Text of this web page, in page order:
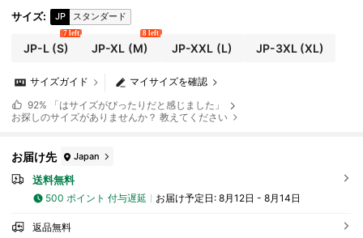
サイズ: JP スタンダード
JP-L(S)
7 left
JP-XL (M)
8 left
JP-XXL (L) JP-3XL(XL)
マイサイズを確認
サイズガイド
92% 「はサイズがぴったりだと感じました」
お探しのサイズがありませんか？ 教えてください
お届け先 Japan
送料無料
500 ポイント 付与遅延 お届け予定日: 8月12日 - 8月14日
返品無料